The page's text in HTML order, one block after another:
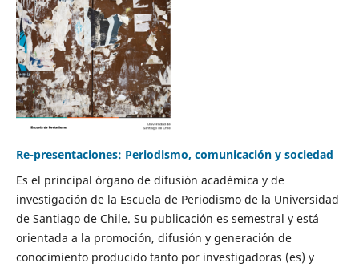
Re-presentaciones: Periodismo, comunicación y sociedad
Es el principal órgano de difusión académica y de
investigación de la Escuela de Periodismo de la Universidad
de Santiago de Chile. Su publicación es semestral y está
orientada a la promoción, difusión y generación de
conocimiento producido tanto por investigadoras (es) y